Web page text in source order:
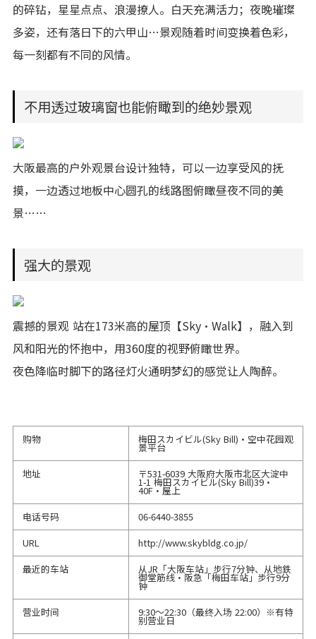
的碎钻，星星点点、浪漫撩人。白天充满活力；夜晚璀璨
多姿，还有落日下的六甲山…景观随着时间变换着色彩，
每一刻都有不同的风情。
不用透过玻璃窗也能俯瞰到的绝妙景观
大阪最高的户外观景台设计独特，可以一边享受风的抚
摸，一边透过地板中心圆孔的线路图俯瞰昼夜不同的美
景……
强大的景观
震撼的景观 站在173米高的屋顶【Sky·Walk】，融入到
风和阳光的怀抱中，用360度的视野俯瞰世界。
夜色降临时脚下的路径灯火通明梦幻的感觉让人陶醉。
购物 梅田スカイビル(Sky Bill)・空中花园观
景平台
地址
〒531-6039 大阪府大阪市北区大淀中
1-1 梅田スカイビル(Sky Bill)39・
40F・屋上
电话号码
06-6440-3855
URL
http://www.skybldg.co.jp/
最近的车站
从JR「大阪车站」步行7分钟、从地鉄
御堂筋线・阪急「梅田车站」步行9分
钟
营业时间
9:30～22:30（最终入场 22:00）※有特
别营业日